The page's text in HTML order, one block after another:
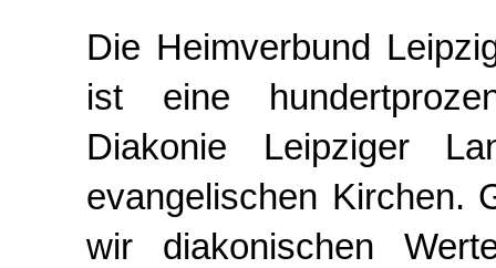
Die Heimverbund
ist eine
Diakonie Leipziger
evangelischen Kirchen.
wir diakonischen